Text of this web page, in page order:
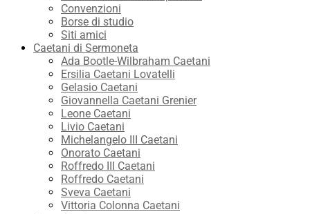
Convenzioni
Borse di studio
Siti amici
Caetani di Sermoneta
Ada Bootle-Wilbraham Caetani
Ersilia Caetani Lovatelli
Gelasio Caetani
Giovannella Caetani Grenier
Leone Caetani
Livio Caetani
Michelangelo III Caetani
Onorato Caetani
Roffredo III Caetani
Roffredo Caetani
Sveva Caetani
Vittoria Colonna Caetani